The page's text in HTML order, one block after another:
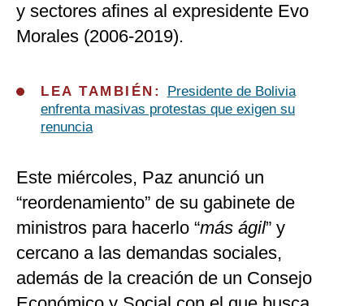
y sectores afines al expresidente Evo
Morales (2006-2019).
LEA TAMBIÉN:
Presidente de Bolivia
enfrenta masivas protestas que exigen su
renuncia
Este miércoles, Paz anunció un
“reordenamiento” de su gabinete de
ministros para hacerlo “más ágil” y
cercano a las demandas sociales,
además de la creación de un Consejo